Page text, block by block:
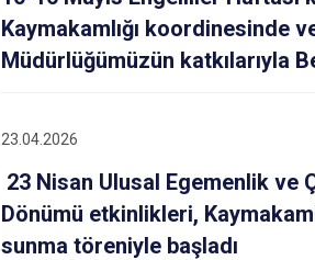
Kaymakamlığı koordinesinde
Müdürlüğümüzün katkılarıyla
23.04.2026
23 Nisan Ulusal Egemenlik ve
Dönümü etkinlikleri,
sunma töreniyle başladı